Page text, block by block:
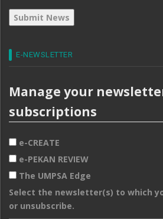
E-NEWSLETTER
Manage your
subscriptions
e-CREATE
e-PEKAN REVIEW
The UMPSA Edge
Select the newsletter(s) to which
or unsubscribe.